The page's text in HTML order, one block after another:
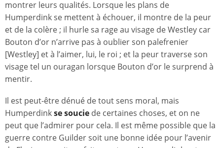
montrer leurs qualités. Lorsque les plans de
Humperdink se mettent à échouer, il montre de la peur
et de la colère ; il hurle sa rage au visage de Westley car
Bouton d’or n’arrive pas à oublier son palefrenier
[Westley] et à l’aimer, lui, le roi ; et la peur traverse son
visage tel un ouragan lorsque Bouton d’or le surprend à
mentir.
Il est peut-être dénué de tout sens moral, mais
Humperdinkse soucie de certaines choses, et on ne
peut que l’admirer pour cela. Il est même possible que la
guerre contre Guilder soit une bonne idée pour l’avenir